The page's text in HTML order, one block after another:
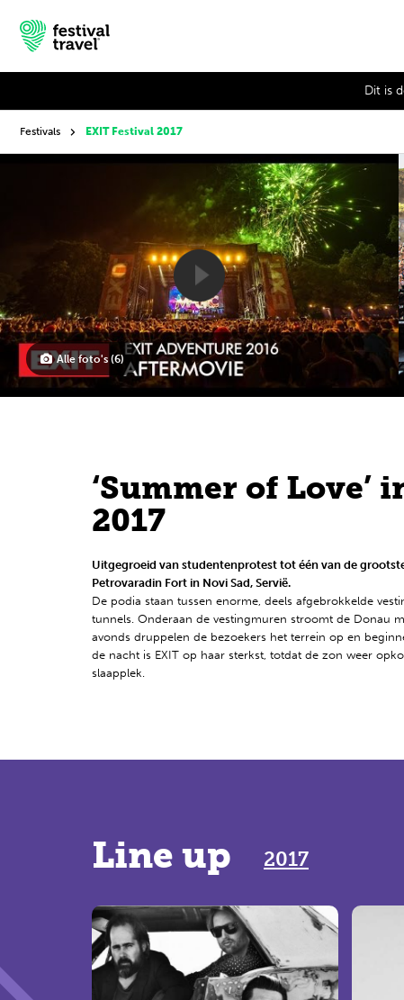
Festivals
Inspiratie
Festivalnieuws
Contact
Mijn account
Dit is
Festivals EXIT Festival 2017
Alle foto's (6)
‘Summer of Love’
2017
Uitgegroeid van studentenprotest tot één van de
Petrovaradin Fort in Novi Sad, Servië.
De podia staan tussen enorme, deels afgebrokkelde
tunnels. Onderaan de vestingmuren stroomt de Donau
avonds druppelen de bezoekers het terrein op en
de nacht is EXIT op haar sterkst, totdat de zon weer
slaapplek.
Line up 2017